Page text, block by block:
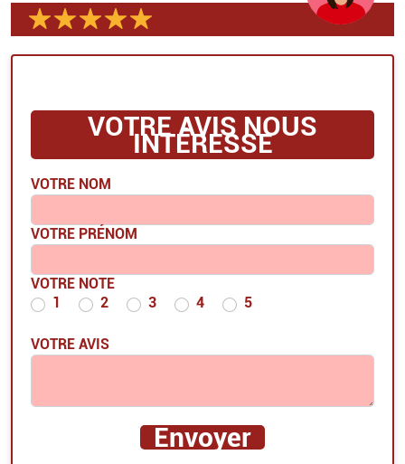
VOTRE AVIS NOUS
INTÉRESSE
VOTRE NOM
VOTRE PRÉNOM
VOTRE NOTE
1
2 3 4 5
VOTRE AVIS